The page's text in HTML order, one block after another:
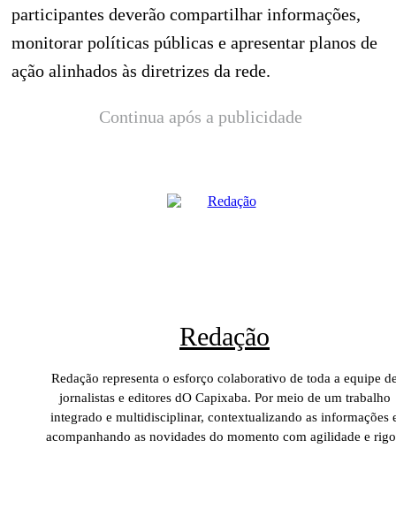
participantes deverão compartilhar informações,
monitorar políticas públicas e apresentar planos de
ação alinhados às diretrizes da rede.
Continua após a publicidade
Redação
Redação representa o esforço colaborativo de toda a equipe
jornalistas e editores dO Capixaba. Por meio de um trabalho
integrado e multidisciplinar, contextualizando as informações
acompanhando as novidades do momento com agilidade e